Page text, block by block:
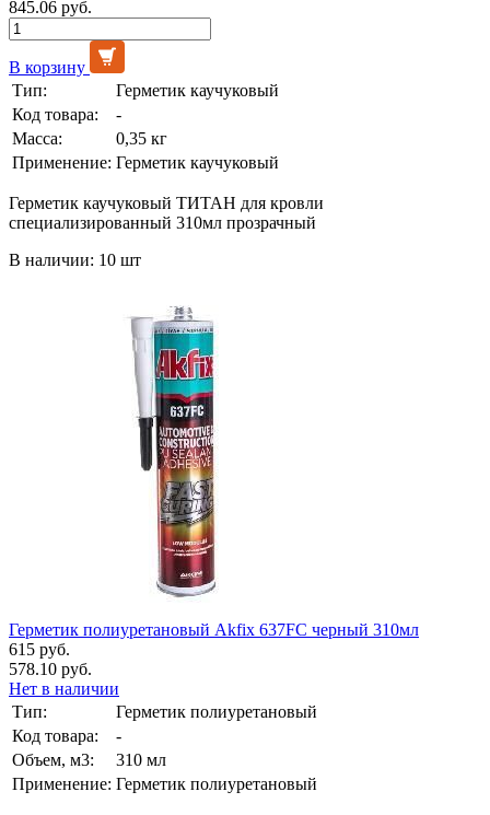
845.06 руб.
В корзину
Тип:
Герметик каучуковый
Код товара:
-
Масса:
0,35 кг
Применение: Герметик каучуковый
Герметик каучуковый ТИТАН для кровли
специализированный 310мл прозрачный
В наличии: 10 шт
Герметик полиуретановый Akfix 637FC черный 310мл
615 руб.
578.10 руб.
Нет в наличии
Тип:
Герметик полиуретановый
Код товара:
-
Объем, м3:
310 мл
Применение: Герметик полиуретановый